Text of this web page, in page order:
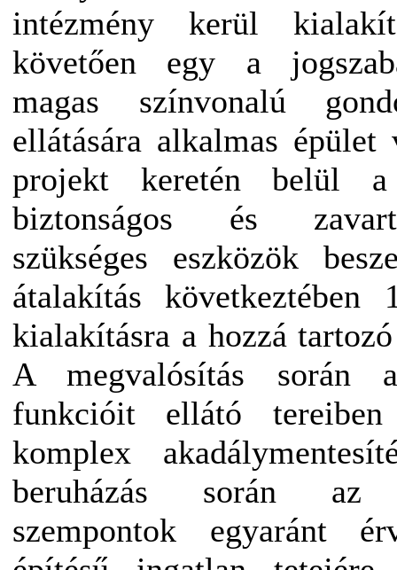
intézmény kerül
követően egy a
magas színvonalú
ellátására alkalmas
projekt keretén belül a
biztonságos és
szükséges eszközök
átalakítás következtében
kialakításra a hozzá
A megvalósítás során
funkcióit ellátó
komplex
beruházás során az
szempontok egyaránt